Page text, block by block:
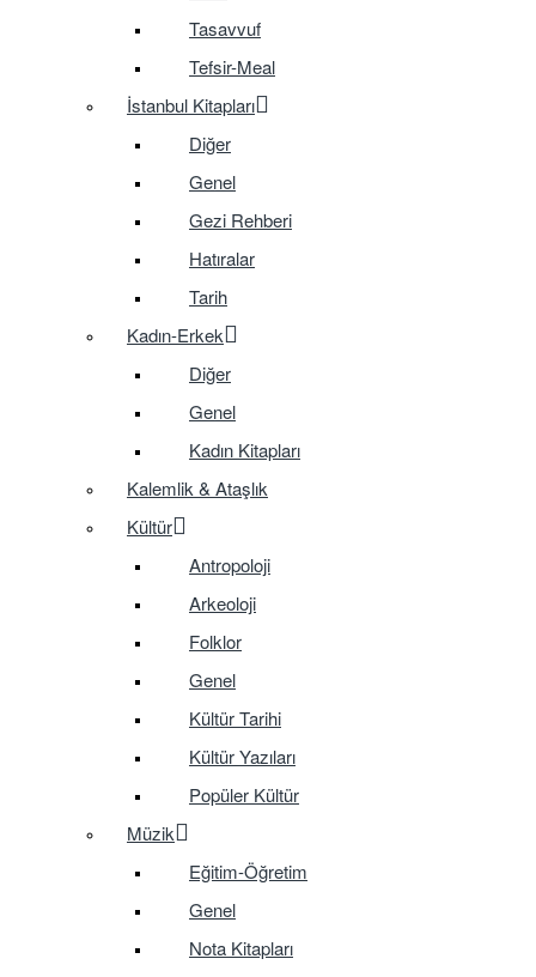
Tasavvuf
Tefsir-Meal
İstanbul Kitapları
Diğer
Genel
Gezi Rehberi
Hatıralar
Tarih
Kadın-Erkek
Diğer
Genel
Kadın Kitapları
Kalemlik & Ataşlık
Kültür
Antropoloji
Arkeoloji
Folklor
Genel
Kültür Tarihi
Kültür Yazıları
Popüler Kültür
Müzik
Eğitim-Öğretim
Genel
Nota Kitapları